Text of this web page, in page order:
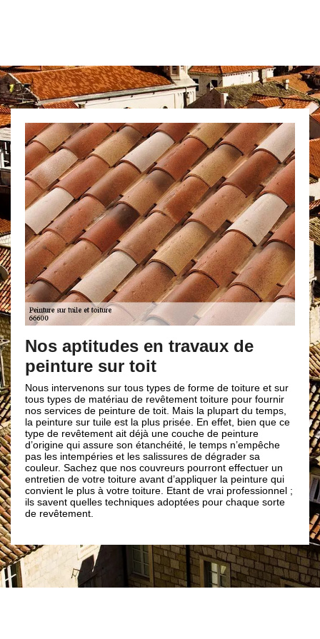
Nos aptitudes en travaux de
peinture sur toit
Nous intervenons sur tous types de forme de toiture et sur
tous types de matériau de revêtement toiture pour fournir
nos services de peinture de toit. Mais la plupart du temps,
la peinture sur tuile est la plus prisée. En effet, bien que ce
type de revêtement ait déjà une couche de peinture
d’origine qui assure son étanchéité, le temps n’empêche
pas les intempéries et les salissures de dégrader sa
couleur. Sachez que nos couvreurs pourront effectuer un
entretien de votre toiture avant d’appliquer la peinture qui
convient le plus à votre toiture. Etant de vrai professionnel ;
ils savent quelles techniques adoptées pour chaque sorte
de revêtement.